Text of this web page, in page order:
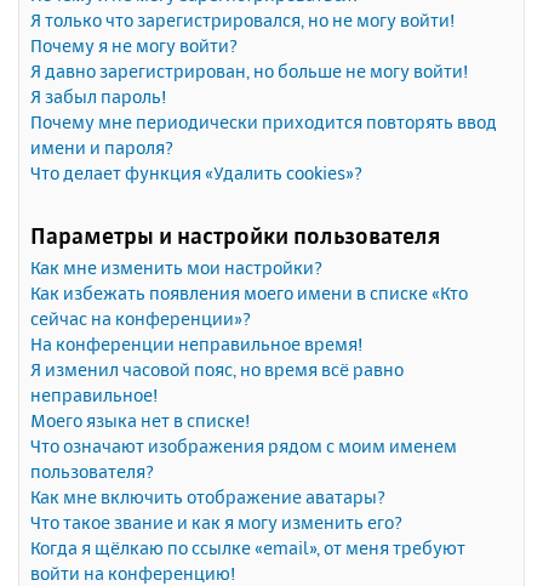
Я только что зарегистрировался, но не могу войти!
Почему я не могу войти?
Я давно зарегистрирован, но больше не могу войти!
Я забыл пароль!
Почему мне периодически приходится повторять ввод
имени и пароля?
Что делает функция «Удалить cookies»?
Параметры и настройки пользователя
Как мне изменить мои настройки?
Как избежать появления моего имени в списке «Кто
сейчас на конференции»?
На конференции неправильное время!
Я изменил часовой пояс, но время всё равно
неправильное!
Моего языка нет в списке!
Что означают изображения рядом с моим именем
пользователя?
Как мне включить отображение аватары?
Что такое звание и как я могу изменить его?
Когда я щёлкаю по ссылке «email», от меня требуют
войти на конференцию!